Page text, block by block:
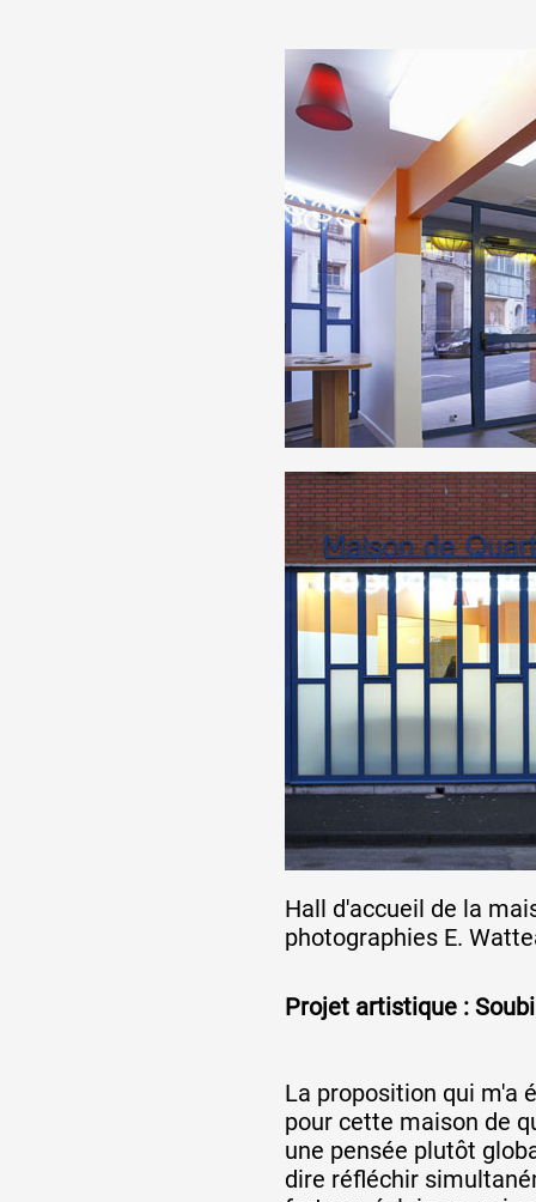
Production vidéo
Formation
Événements
1% œuvres
public
Réseau
De A à Z
Année par année
Hall d'accueil de la
photographies E.
Projet artistique :
La proposition qui m'a
pour cette maison de
une pensée plutôt
dire réfléchir